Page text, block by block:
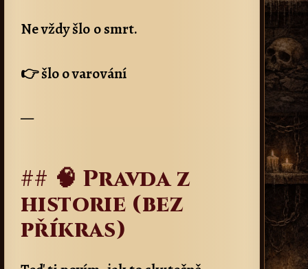
Ne vždy šlo o smrt.
👉 šlo o varování
—
## 🧠 Pravda z
historie (bez
příkras)